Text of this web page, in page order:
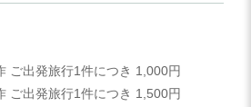
ご出発旅行1件につき 1,000円
ご出発旅行1件につき 1,500円